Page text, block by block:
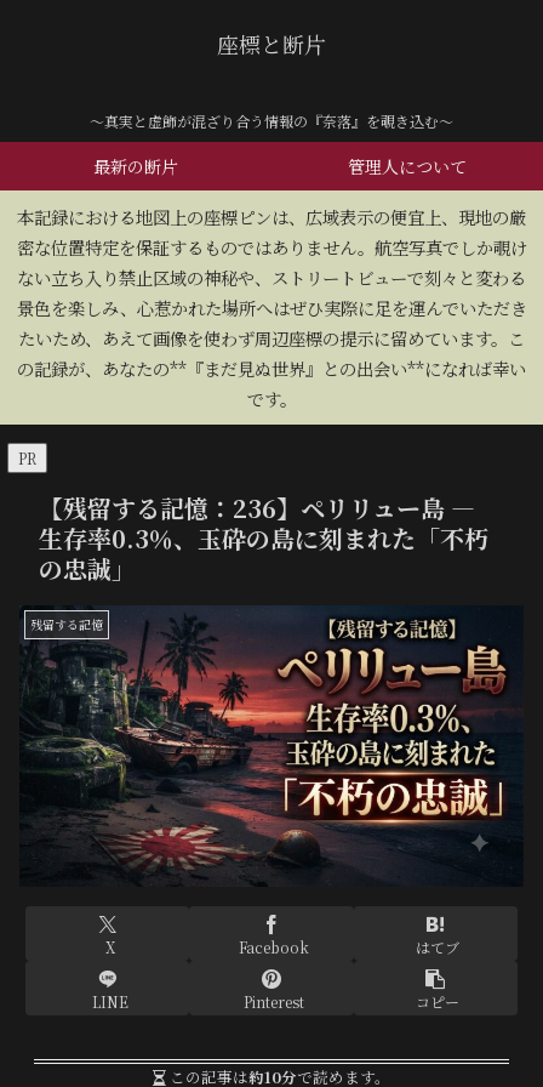
座標と断片
～真実と虚飾が混ざり合う情報の『奈落』を覗き込む～
最新の断片 管理人について
​本記録における地図上の座標ピンは、広域表示の便宜上、現地の厳
密な位置特定を保証するものではありません。航空写真でしか覗け
ない立ち入り禁止区域の神秘や、ストリートビューで刻々と変わる
景色を楽しみ、心惹かれた場所へはぜひ実際に足を運んでいただき
たいため、あえて画像を使わず周辺座標の提示に留めています。こ
の記録が、あなたの**『まだ見ぬ世界』との出会い**になれば幸い
です。
PR
【残留する記憶：236】ペリリュー島 —
生存率0.3％、玉砕の島に刻まれた「不朽
の忠誠」
残留する記憶
X Facebook はてブ
LINE Pinterest コピー
この記事は約10分で読めます。